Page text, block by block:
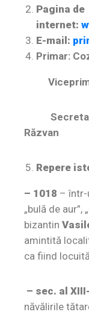
Pagina de
internet:
E-mail:
Primar:
Secretar
Răzvan
Repere
– 1018 – într-
„bulă de
bizantin
amintită
ca fiind
– sec. al
năvălirile